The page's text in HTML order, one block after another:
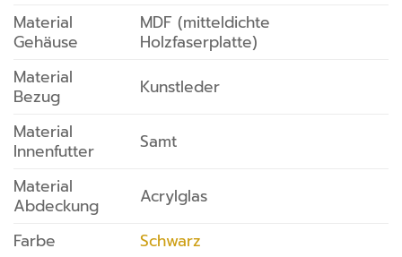
Material
Gehäuse
MDF (mitteldichte
Holzfaserplatte)
Material
Bezug
Kunstleder
Material
Innenfutter
Samt
Material
Abdeckung
Acrylglas
Farbe
Schwarz